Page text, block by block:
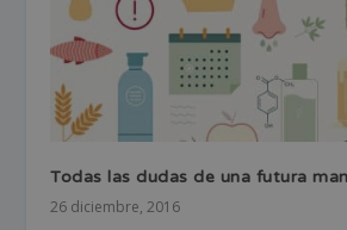
Todas las dudas de una futura
26 diciembre, 2016